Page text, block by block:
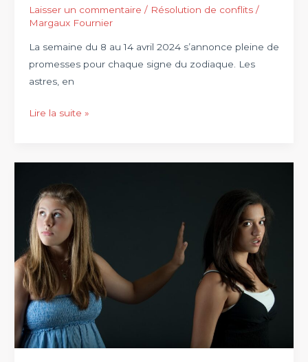
Laisser un commentaire / Résolution de conflits/
Margaux Fournier
La semaine du 8 au 14 avril 2024 s’annonce pleine de
promesses pour chaque signe du zodiaque. Les
astres, en
Prévisions
la
du
8
au
14
avril
2024
pour
chaque
signe
Lire la suite »